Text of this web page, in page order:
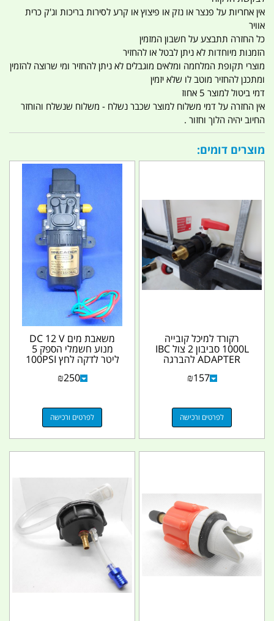
אין אחריות על פנצר או נזק או פיצוץ או קרע לסירות בריכות וג'ק כרית
אוויר
כל החזרה תתבצע על חשבון המזמין
הזמנות מיוחדות לא ניתן לבטל או להחזיר
מוצרי תקופת המלחמה ומלאים מוגבלים לא ניתן להחזיר ומי שרוצה להזמין
ומתכנן להחזיר מוטב לו שלא יזמין
דמי ביטול למוצר 5 אחוז
אין החזרה על דמי משלוח למוצר שכבר נשלח - משלוח שנשלח והוחזר
החיוב יהיה הלוך וחזור .
מוצרים דומים:
רקורד למיכל קובייה
1000L סביבון 2 צול IBC
ADAPTER להברגה
ניפל...₪157
לפרטים ורכישה
משאבת מים DC 12 V
מנוע חשמלי הספק 5
ליטר לדקה לחץ 100PSI
קמפינג לייף
₪250
לפרטים ורכישה